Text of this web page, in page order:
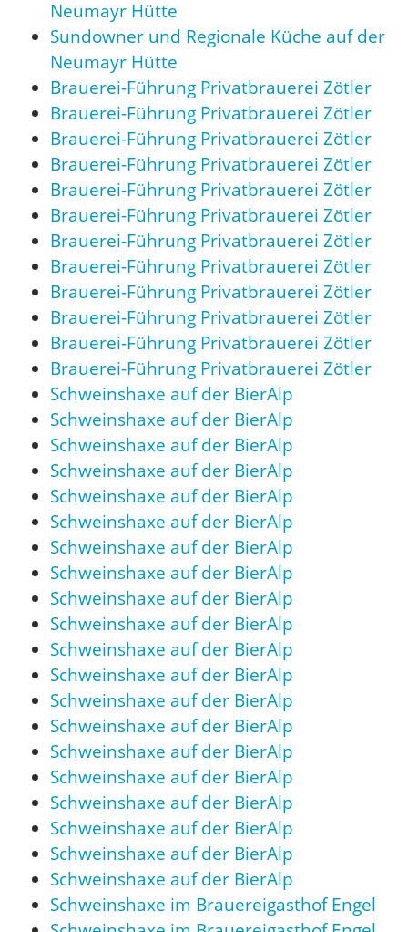
Neumayr Hütte
Sundowner und Regionale Küche auf der
Neumayr Hütte
Brauerei-Führung Privatbrauerei Zötler
Brauerei-Führung Privatbrauerei Zötler
Brauerei-Führung Privatbrauerei Zötler
Brauerei-Führung Privatbrauerei Zötler
Brauerei-Führung Privatbrauerei Zötler
Brauerei-Führung Privatbrauerei Zötler
Brauerei-Führung Privatbrauerei Zötler
Brauerei-Führung Privatbrauerei Zötler
Brauerei-Führung Privatbrauerei Zötler
Brauerei-Führung Privatbrauerei Zötler
Brauerei-Führung Privatbrauerei Zötler
Brauerei-Führung Privatbrauerei Zötler
Schweinshaxe auf der BierAlp
Schweinshaxe auf der BierAlp
Schweinshaxe auf der BierAlp
Schweinshaxe auf der BierAlp
Schweinshaxe auf der BierAlp
Schweinshaxe auf der BierAlp
Schweinshaxe auf der BierAlp
Schweinshaxe auf der BierAlp
Schweinshaxe auf der BierAlp
Schweinshaxe auf der BierAlp
Schweinshaxe auf der BierAlp
Schweinshaxe auf der BierAlp
Schweinshaxe auf der BierAlp
Schweinshaxe auf der BierAlp
Schweinshaxe auf der BierAlp
Schweinshaxe auf der BierAlp
Schweinshaxe auf der BierAlp
Schweinshaxe auf der BierAlp
Schweinshaxe auf der BierAlp
Schweinshaxe auf der BierAlp
Schweinshaxe im Brauereigasthof Engel